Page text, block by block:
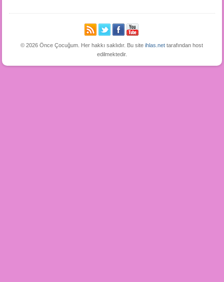
© 2026 Önce Çocuğum. Her hakkı saklıdır. Bu siteihlas.net tarafından host
edilmektedir.